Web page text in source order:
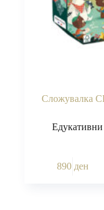
Сложувалка
890 ден